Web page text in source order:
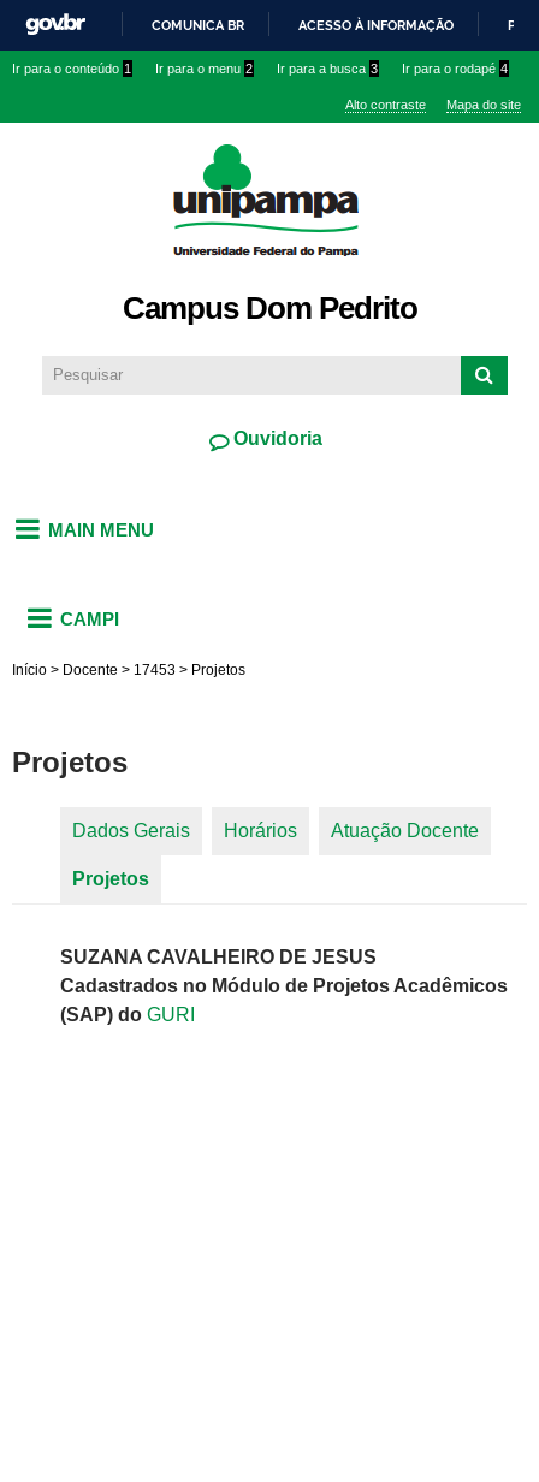
conteúdo
IR
O
COMUNICA BR ACESSO À INFORMAÇÃO
Ir para o conteúdo 1 Ir para o menu 2 Ir para a busca 3 Ir para o rodapé 4
Alto contraste Mapa do site
Campus Dom Pedrito
Ouvidoria
MAIN MENU
CAMPI
Início > Docente > 17453 > Projetos
Projetos
Dados Gerais Horários Atuação Docente
Projetos
SUZANA CAVALHEIRO DE JESUS
Cadastrados no Módulo de Projetos Acadêmicos
(SAP) do GURI